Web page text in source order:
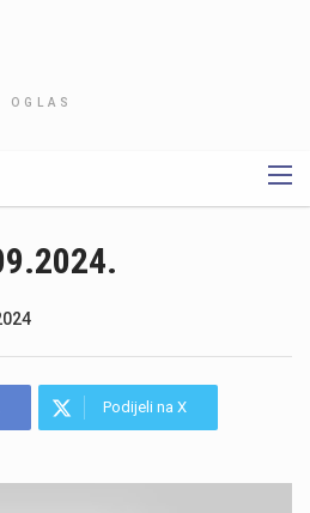
OGLAS
Podijeli na X